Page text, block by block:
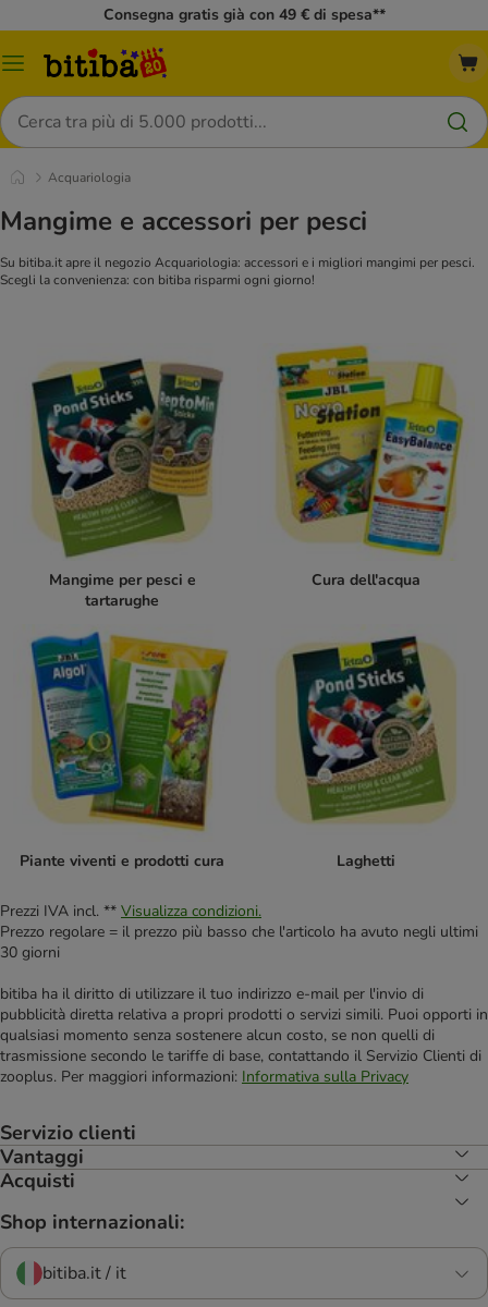
Consegna gratis già con 49 € di spesa**
Overview
Cerca
Acquariologia
Mangime e accessori per pesci
Su bitiba.it apre il negozio Acquariologia: accessori e i migliori mangimi per pesci.
Scegli la convenienza: con bitiba risparmi ogni giorno!
Mangime per pesci e
tartarughe
Cura dell'acqua
Piante viventi e prodotti cura Laghetti
Prezzi IVA incl. ** Visualizza condizioni.
Prezzo regolare = il prezzo più basso che l'articolo ha avuto negli ultimi
30 giorni
bitiba ha il diritto di utilizzare il tuo indirizzo e-mail per l'invio di
pubblicità diretta relativa a propri prodotti o servizi simili. Puoi opporti in
qualsiasi momento senza sostenere alcun costo, se non quelli di
trasmissione secondo le tariffe di base, contattando il Servizio Clienti di
zooplus. Per maggiori informazioni: Informativa sulla Privacy
Servizio clienti
Vantaggi
Acquisti
Shop internazionali:
bitiba.it / it